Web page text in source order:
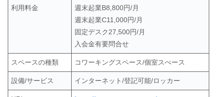
利用料金
週末起業B8,800円/月
週末起業C11,000円/月
固定デスク27,500円/月
入会金有要問合せ
スペースの種類 コワーキングスペース/個室スぺース
設備/サービス インターネット/登記可能/ロッカー